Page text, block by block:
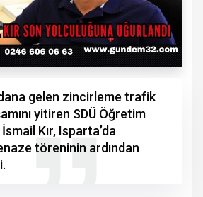
gelen zincirleme trafik
yitiren SDÜ Öğretim
Kır, Isparta’da
töreninin ardından